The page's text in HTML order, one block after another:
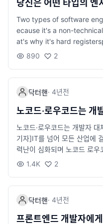
을 취하는 습관을 가지는 것
건강한 간식 추천 집중력을
과자같은 것 보다는 아무래
두 등) 신선한 과일 (바나나,
과 충분한 휴식은 집중력을
트폰 사용을 줄이고 침실 환
마무리 건강은 개발자가 최고
입니다. 포모도로 기법처럼
잊지 마세요. 작은 실천이 큰
(result); 위 코드는 이미지
방법을 보여줍니다. phi-3.5-
으로 한 뛰어난 추론 능력을
텍스트 생성 EXAONE은 영
경에서 자연스러운 텍스트
{ pipeline } from
enerator = await
t result = await
트의 이어지는 내용을 생성하
어를 지원하기 때문에 다국
수 있습니다. 버그 수정 및
버그 수정과 성능 개선이 이
노트를 참고하세요.
강력한 AI 기능을 손쉽게 통
서버 없이 브라우저에서 직접
용하여 더욱 혁신적인 웹 서
당신은 어떤 타입의 엔
Two types of software
ecause it's a non-
at's why it's hard
지니어가 있습니다. 첫 번째
대해 만족을 느끼며, 이를 성
어떻게 코드가 돌아가는지에
드가 어떻게 동작하는지, 자
성한 코드를 깊이 있는 이해
시키는 데 주력합니다. 이러
이 있습니다. 문제 해결에 집
제공할 수 있으며, 기능적인
할 수 있으며, 성능 문제나 복
숙합니다. 그러나 가장 좋은
특성을 모두 지니는 엔지니어
잘 작동하면서도 성능이 뛰
890 2
닥터핸· 4년전
노코드·로우코드는 개
노코드·로우코드는 개발자
기자]IT를 넘어 모든 산업에
력난이 심화되며 노코드 로
news.zum.com 그것이 무엇
1.4K 2
닥터핸· 4년전
프론트엔드 개발자에